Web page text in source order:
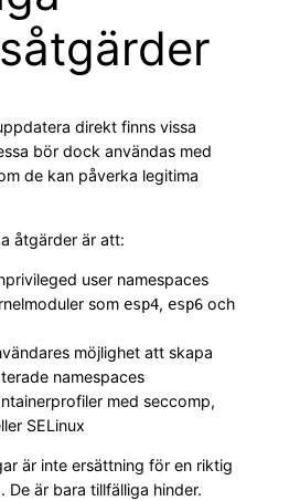
direkt finns vissa
bör dock användas med
de kan påverka legitima
åtgärder är att:
user namespaces
som esp4, esp6 och
möjlighet att skapa
namespaces
med seccomp,
SELinux
är inte ersättning för en riktig
De är bara tillfälliga hinder.